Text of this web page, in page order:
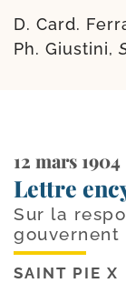
D. Card.
Ph. Giustini,
12 mars 1904
Lettre
Sur la
gouvernent
SAINT PIE X